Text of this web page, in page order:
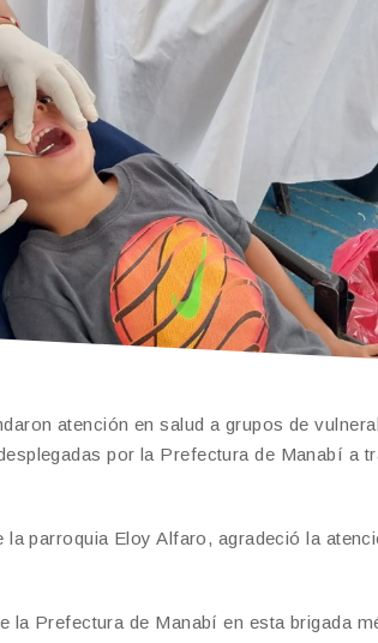
atención en salud a grupos de
por la Prefectura de Manabí a
la parroquia Eloy Alfaro, agradeció la
la Prefectura de Manabí en esta brigada